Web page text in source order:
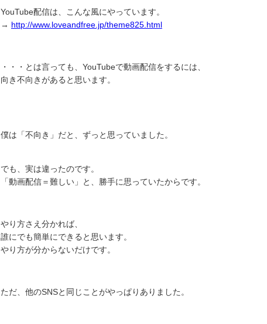
YouTube配信は、こんな風にやっています。
→ http://www.loveandfree.jp/theme825.html
・・・とは言っても、YouTubeで動画配信をするには、
向き不向きがあると思います。
僕は「不向き」だと、ずっと思っていました。
でも、実は違ったのです。
「動画配信＝難しい」と、勝手に思っていたからです。
やり方さえ分かれば、
誰にでも簡単にできると思います。
やり方が分からないだけです。
ただ、他のSNSと同じことがやっぱりありました。